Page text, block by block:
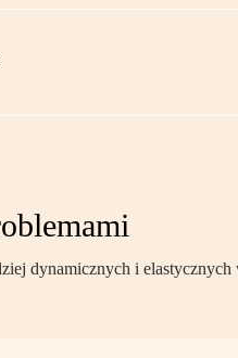
dynamicznych i elastycznych